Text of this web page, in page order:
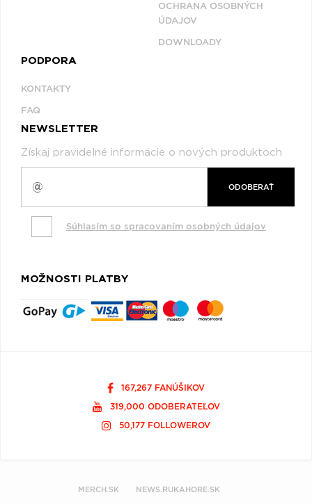
OCHRANA OSOBNÝCH
ÚDAJOV
DOWNLOADY
PODPORA
KONTAKTY
FAQ
NEWSLETTER
Získaj pravidelné informácie o nových produktoch
ODOBERAŤ
Súhlasím so spracovaním osobných údajov
MOŽNOSTI PLATBY
167,267 FANÚŠIKOV
319,000 ODOBERATEĽOV
50,177 FOLLOWEROV
MERCH.SK NEWS.RUKAHORE.SK